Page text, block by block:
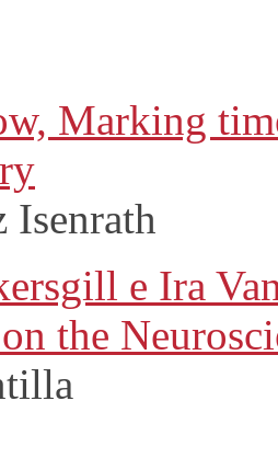
Marking
Isenrath
e Ira
the